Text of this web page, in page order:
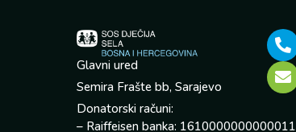
Glavni ured
Semira Frašte bb, Sarajevo
Donatorski računi:
– Raiffeisen banka: 1610000000000011